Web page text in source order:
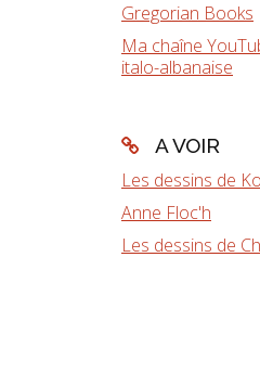
Gregorian Books
Ma chaîne
italo-albanaise
A VOIR
Les dessins de
Anne Floc'h
Les dessins de